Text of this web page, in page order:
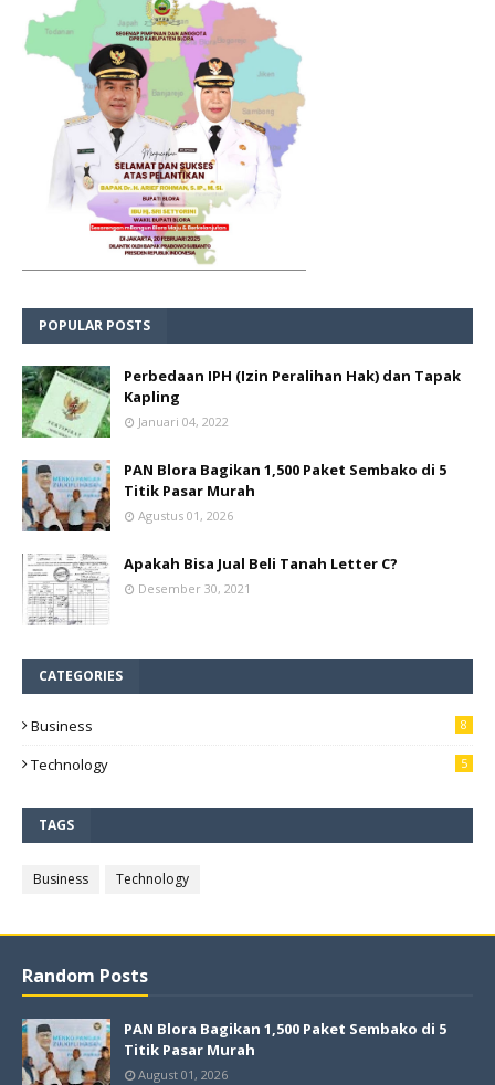
POPULAR POSTS
Perbedaan IPH (Izin Peralihan Hak) dan Tapak
Kapling
Januari 04, 2022
PAN Blora Bagikan 1,500 Paket Sembako di 5
Titik Pasar Murah
Agustus 01, 2026
Apakah Bisa Jual Beli Tanah Letter C?
Desember 30, 2021
CATEGORIES
Business 8
Technology 5
TAGS
Business Technology
Random Posts
PAN Blora Bagikan 1,500 Paket Sembako di 5
Titik Pasar Murah
August 01, 2026